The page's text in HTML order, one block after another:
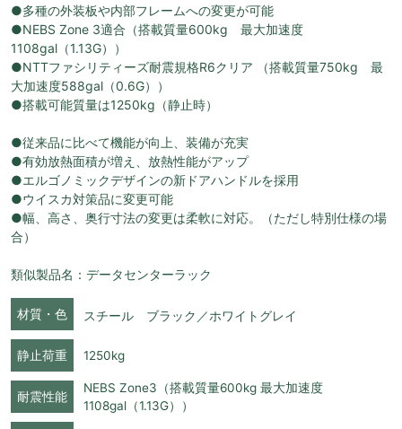
●多種の外装板や内部フレームへの変更が可能
●NEBS Zone 3適合（搭載質量600kg 最大加速度
1108gal（1.13G））
●NTTファシリティーズ耐震規格R6クリア （搭載質量750kg 最
大加速度588gal（0.6G））
●搭載可能質量は1250kg（静止時）
●従来品に比べて機能が向上、装備が充実
●有効放熱面積が増え、放熱性能がアップ
●エルゴノミックデザインの新ドアハンドルを採用
●ウイスカ対策品に変更可能
●幅、高さ、奥行寸法の変更は柔軟に対応。（ただし特別仕様の場
合）
類似製品名：データセンターラック
材質・色 スチール ブラック／ホワイトグレイ
静止荷重 1250kg
耐震性能
NEBS Zone3（搭載質量600kg 最大加速度
1108gal（1.13G））